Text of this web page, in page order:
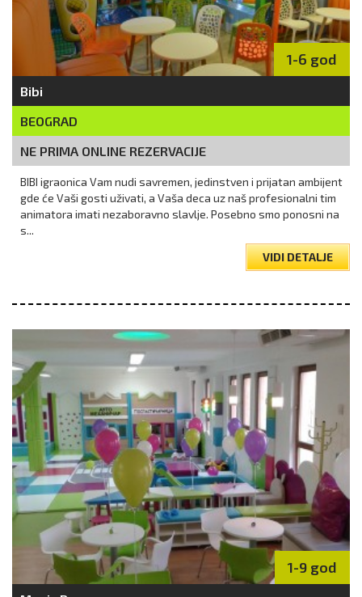
1-6 god
Bibi
BEOGRAD
NE PRIMA ONLINE REZERVACIJE
BIBI igraonica Vam nudi savremen, jedinstven i prijatan ambijent
gde će Vaši gosti uživati, a Vaša deca uz naš profesionalni tim
animatora imati nezaboravno slavlje. Posebno smo ponosni na
s...
VIDI DETALJE
1-9 god